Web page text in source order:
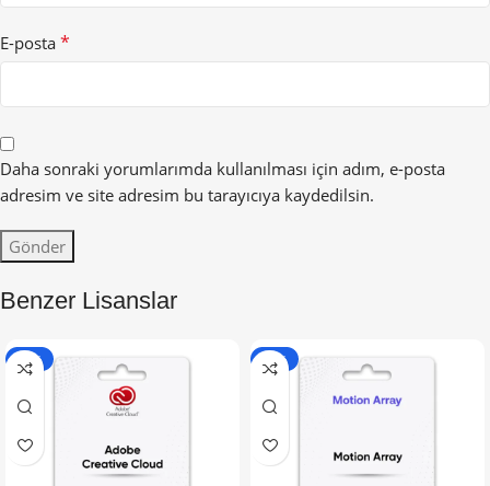
E-posta *
Daha sonraki yorumlarımda kullanılması için adım, e-posta
adresim ve site adresim bu tarayıcıya kaydedilsin.
Benzer Lisanslar
-87% -53%